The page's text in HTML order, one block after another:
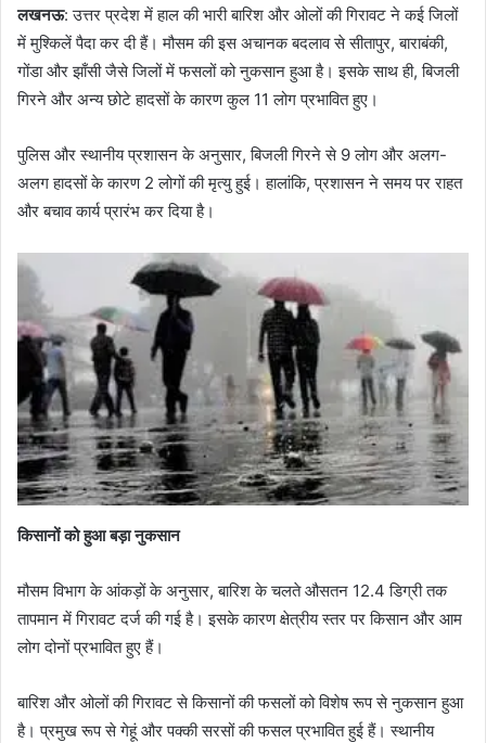
लखनऊ: उत्तर प्रदेश में हाल की भारी बारिश और ओलों की गिरावट ने कई जिलों
में मुश्किलें पैदा कर दी हैं। मौसम की इस अचानक बदलाव से सीतापुर, बाराबंकी,
गोंडा और झाँसी जैसे जिलों में फसलों को नुकसान हुआ है। इसके साथ ही, बिजली
गिरने और अन्य छोटे हादसों के कारण कुल 11 लोग प्रभावित हुए।
पुलिस और स्थानीय प्रशासन के अनुसार, बिजली गिरने से 9 लोग और अलग-
अलग हादसों के कारण 2 लोगों की मृत्यु हुई। हालांकि, प्रशासन ने समय पर राहत
और बचाव कार्य प्रारंभ कर दिया है।
किसानों को हुआ बड़ा नुकसान
मौसम विभाग के आंकड़ों के अनुसार, बारिश के चलते औसतन 12.4 डिग्री तक
तापमान में गिरावट दर्ज की गई है। इसके कारण क्षेत्रीय स्तर पर किसान और आम
लोग दोनों प्रभावित हुए हैं।
बारिश और ओलों की गिरावट से किसानों की फसलों को विशेष रूप से नुकसान हुआ
है। प्रमुख रूप से गेहूं और पक्की सरसों की फसल प्रभावित हुई हैं। स्थानीय